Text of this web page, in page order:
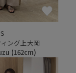
ィング上大岡
(162cm)